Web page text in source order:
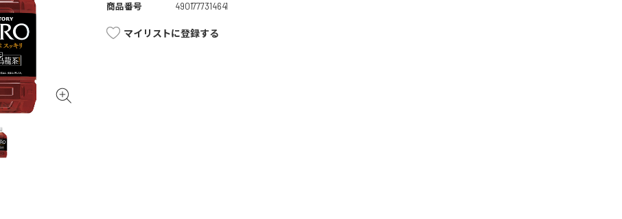
商品番号
4901777314641
マイリストに登録する